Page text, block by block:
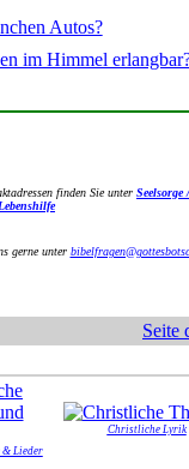
Autos?
im Himmel
finden Sie unter
Lebenshilfe
gerne unter
Seite
& Lieder
Christliche Lyrik